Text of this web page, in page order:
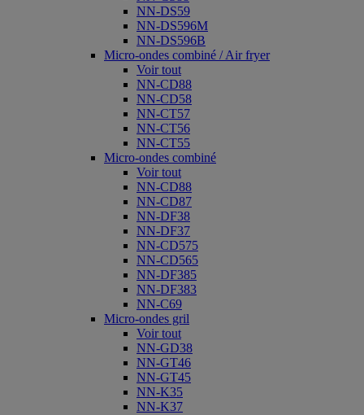
NN-DS59
NN-DS596M
NN-DS596B
Micro-ondes combiné / Air fryer
Voir tout
NN-CD88
NN-CD58
NN-CT57
NN-CT56
NN-CT55
Micro-ondes combiné
Voir tout
NN-CD88
NN-CD87
NN-DF38
NN-DF37
NN-CD575
NN-CD565
NN-DF385
NN-DF383
NN-C69
Micro-ondes gril
Voir tout
NN-GD38
NN-GT46
NN-GT45
NN-K35
NN-K37